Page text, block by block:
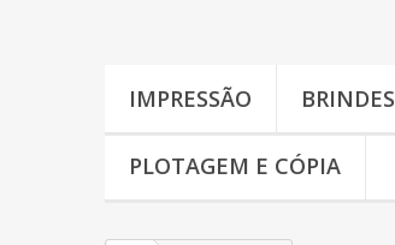
IMPRESSÃO BRINDES
PLOTAGEM E CÓPIA